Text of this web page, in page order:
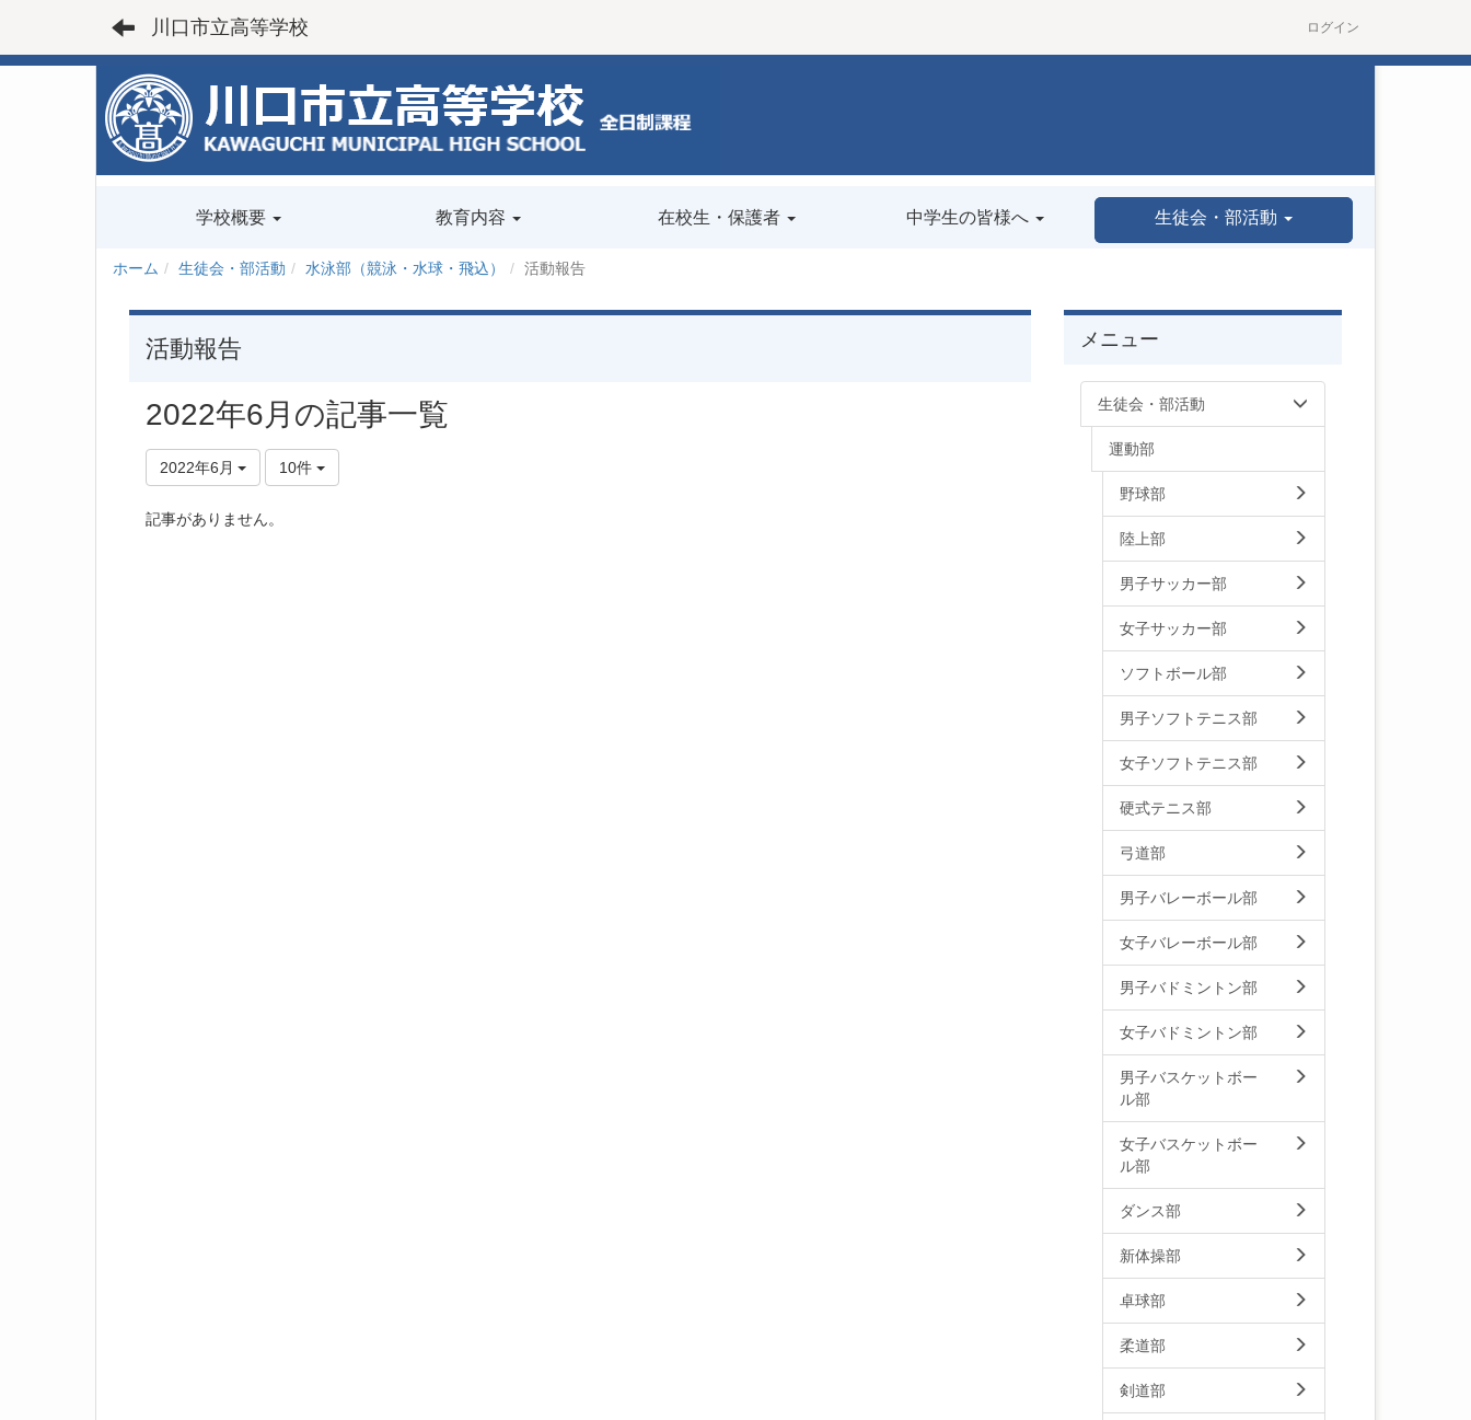
川口市立高等学校 ログイン
学校概要 教育内容 在校生・保護者 中学生の皆様へ 生徒会・部活動
ホーム 生徒会・部活動 水泳部（競泳・水球・飛込） 活動報告
活動報告
2022年6月の記事一覧
2022年6月 10件
記事がありません。
メニュー
生徒会・部活動
運動部
野球部
陸上部
男子サッカー部
女子サッカー部
ソフトボール部
男子ソフトテニス部
女子ソフトテニス部
硬式テニス部
弓道部
男子バレーボール部
女子バレーボール部
男子バドミントン部
女子バドミントン部
男子バスケットボー
ル部
女子バスケットボー
ル部
ダンス部
新体操部
卓球部
柔道部
剣道部